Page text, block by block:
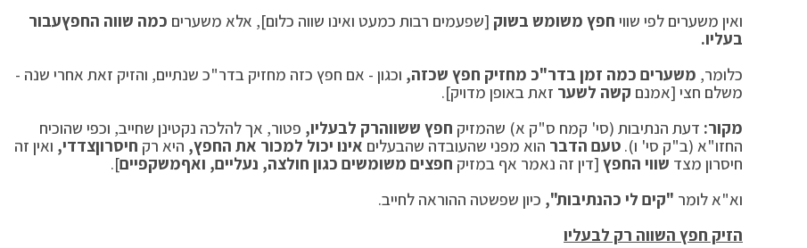
ואין משערים לפי שווי חפץ משומש בשוק [שפעמים רבות כמעט ואינו שווה כלום], אלא משערים כמה שווה החפץעבור
בעליו.
כלומר, משערים כמה זמן בדר"כ מחזיק חפץ שכזה, וכגון - אם חפץ כזה מחזיק בדר"כ שנתיים, והזיק זאת אחרי שנה -
משלם חצי [אמנם קשה לשער זאת באופן מדויק].
מקור: דעת הנתיבות (סי' קמח ס"ק א) שהמזיק חפץ ששווהרק לבעליו, פטור, אך להלכה נקטינן שחייב, וכפי שהוכיח
החזו"א (ב"ק סי' ו). טעם הדבר הוא מפני שהעובדה שהבעלים אינו יכול למכור את החפץ, היא רק חיסרוןצדדי, ואין זה
חיסרון מצד שווי החפץ [דין זה נאמר אף במזיק חפצים משומשים כגון חולצה, נעליים, ואףמשקפיים].
וא"א לומר "קים לי כהנתיבות", כיון שפשטה ההוראה לחייב.
הזיק חפץ השווה רק לבעליו